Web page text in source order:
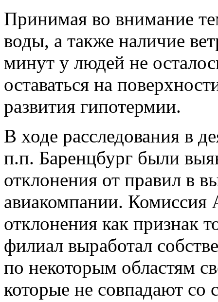
Принимая во внимание
воды, а также наличие
минут у людей не
оставаться на
развития гипотермии.
В ходе расследования в
п.п. Баренцбург были
отклонения от правил в
авиакомпании. Комиссия
отклонения как признак
филиал выработал
по некоторым областям
которые не совпадают со